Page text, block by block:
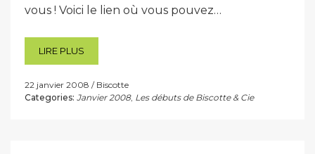
vous ! Voici le lien où vous pouvez…
LIRE PLUS
22 janvier 2008
Biscotte
Categories: Janvier 2008, Les débuts de Biscotte & Cie